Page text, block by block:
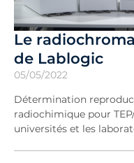
Le
de Lablogic
05/05/2022
Détermination
radiochimique pour
universités et les